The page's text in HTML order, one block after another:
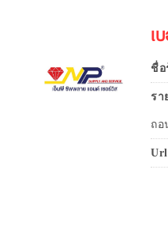
เ
ชื่อ
รา
ถอ